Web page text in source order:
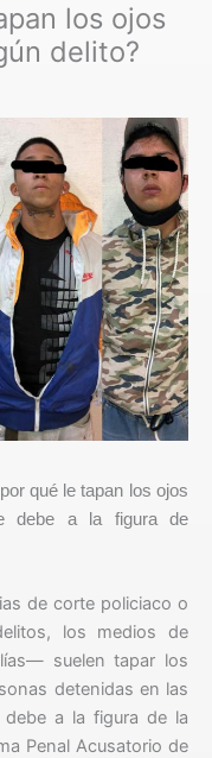
los ojos
delito?
qué le tapan los ojos
debe a la figura de
de corte policiaco o
los medios de
suelen tapar los
detenidas en las
a la figura de la
Penal Acusatorio de